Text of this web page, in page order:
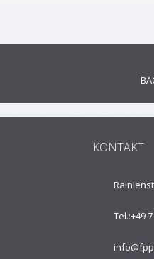
KONTAKT
Tel.:+49